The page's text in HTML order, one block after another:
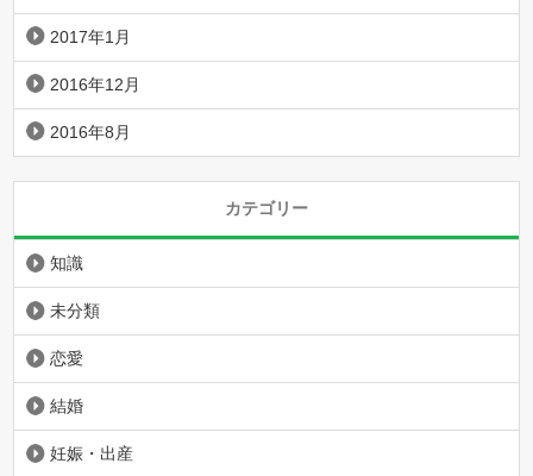
2017年1月
2016年12月
2016年8月
カテゴリー
知識
未分類
恋愛
結婚
妊娠・出産